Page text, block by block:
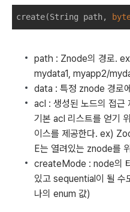
create(String path,
path : Znode의 경로.
mydata1, myapp2/
data : 특정 znode 경로
acl : 생성된 노드의 접
기본 acl 리스트를 얻기
이스를 제공한다. ex)
E는 열려있는 znode를
createMode : node의
있고 sequential이 될 수
나의 enum 값)